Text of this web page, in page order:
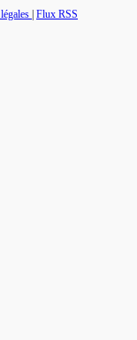
| Flux RSS